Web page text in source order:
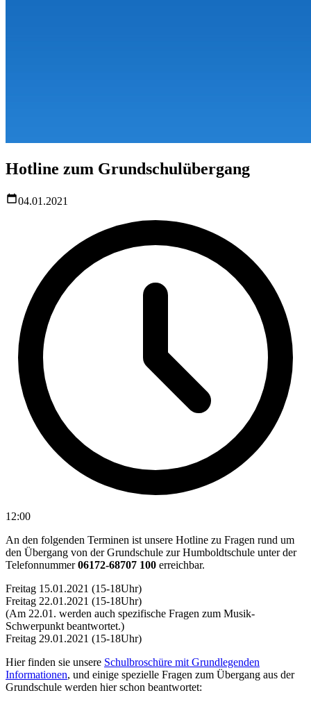
Hotline zum Grundschulübergang
04.01.2021
12:00
An den folgenden Terminen ist unsere Hotline zu Fragen rund um
den Übergang von der Grundschule zur Humboldtschule unter der
Telefonnummer06172-68707 100 erreichbar.
Freitag 15.01.2021 (15-18Uhr)
Freitag 22.01.2021 (15-18Uhr)
(Am 22.01. werden auch spezifische Fragen zum Musik-
Schwerpunkt beantwortet.)
Freitag 29.01.2021 (15-18Uhr)
Hier finden sie unsere Schulbroschüre mit Grundlegenden
Informationen, und einige spezielle Fragen zum Übergang aus der
Grundschule werden hier schon beantwortet: